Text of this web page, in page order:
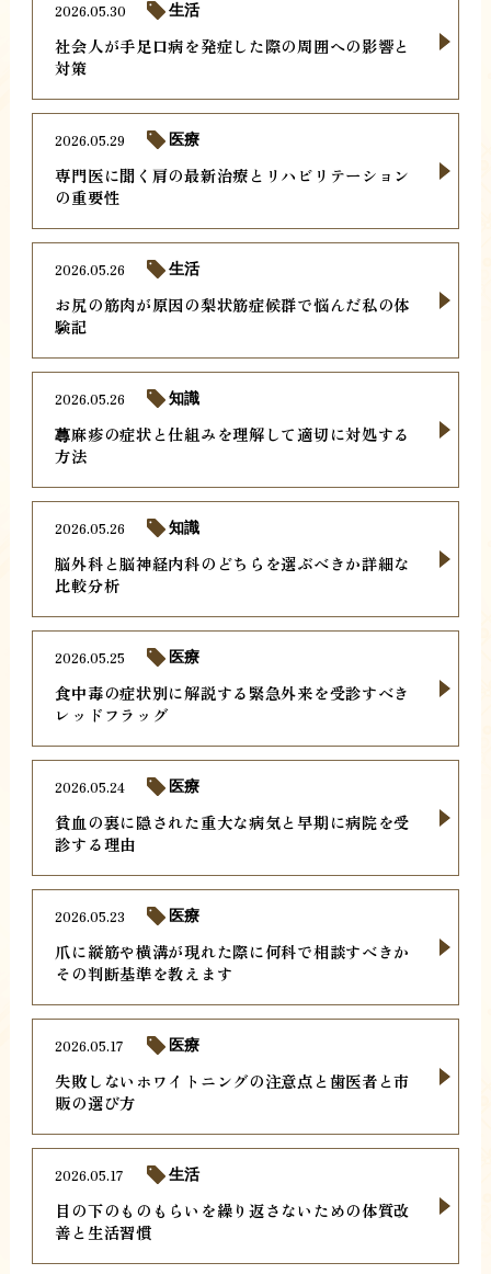
社会人が手足口病を発症した際の周囲への影響と
対策
2026.05.30 生活
専門医に聞く肩の最新治療とリハビリテーション
の重要性
2026.05.29 医療
お尻の筋肉が原因の梨状筋症候群で悩んだ私の体
験記
2026.05.26 生活
蕁麻疹の症状と仕組みを理解して適切に対処する
方法
2026.05.26 知識
脳外科と脳神経内科のどちらを選ぶべきか詳細な
比較分析
2026.05.26 知識
食中毒の症状別に解説する緊急外来を受診すべき
レッドフラッグ
2026.05.25 医療
貧血の裏に隠された重大な病気と早期に病院を受
診する理由
2026.05.24 医療
爪に縦筋や横溝が現れた際に何科で相談すべきか
その判断基準を教えます
2026.05.23 医療
失敗しないホワイトニングの注意点と歯医者と市
販の選び方
2026.05.17 医療
目の下のものもらいを繰り返さないための体質改
善と生活習慣
2026.05.17 生活